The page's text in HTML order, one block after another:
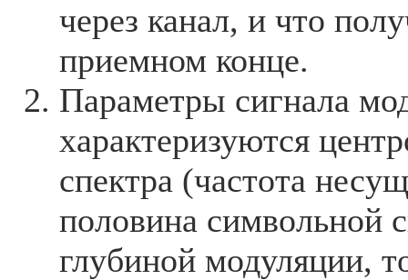
через канал, и что
приемном конце.
Параметры сигнала
характеризуются
спектра (частота
половина символьной
глубиной модуляции,